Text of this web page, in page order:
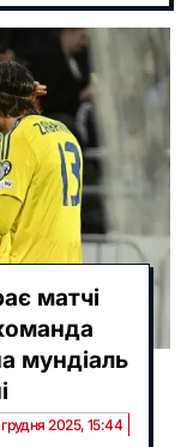
матчі
мундіаль
грудня 2025, 15:44